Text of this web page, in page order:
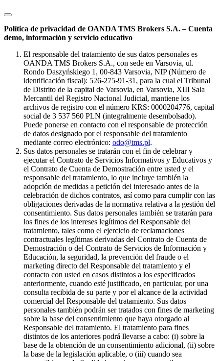
Política de privacidad de OANDA TMS Brokers S.A. – Cuenta
demo, información y servicio educativo
El responsable del tratamiento de sus datos personales es
OANDA TMS Brokers S.A., con sede en Varsovia, ul.
Rondo Daszyńskiego 1, 00-843 Varsovia, NIP (Número de
identificación fiscal): 526-275-91-31, para la cual el Tribunal
de Distrito de la capital de Varsovia, en Varsovia, XIII Sala
Mercantil del Registro Nacional Judicial, mantiene los
archivos de registro con el número KRS: 0000204776, capital
social de 3 537 560 PLN (integralmente desembolsado).
Puede ponerse en contacto con el responsable de protección
de datos designado por el responsable del tratamiento
mediante correo electrónico: odo@tms.pl.
Sus datos personales se tratarán con el fin de celebrar y
ejecutar el Contrato de Servicios Informativos y Educativos y
el Contrato de Cuenta de Demostración entre usted y el
responsable del tratamiento, lo que incluye también la
adopción de medidas a petición del interesado antes de la
celebración de dichos contratos, así como para cumplir con las
obligaciones derivadas de la normativa relativa a la gestión del
consentimiento. Sus datos personales también se tratarán para
los fines de los intereses legítimos del Responsable del
tratamiento, tales como el ejercicio de reclamaciones
contractuales legítimas derivadas del Contrato de Cuenta de
Demostración o del Contrato de Servicios de Información y
Educación, la seguridad, la prevención del fraude o el
marketing directo del Responsable del tratamiento y el
contacto con usted en casos distintos a los especificados
anteriormente, cuando esté justificado, en particular, por una
consulta recibida de su parte y por el alcance de la actividad
comercial del Responsable del tratamiento. Sus datos
personales también podrán ser tratados con fines de marketing
sobre la base del consentimiento que haya otorgado al
Responsable del tratamiento. El tratamiento para fines
distintos de los anteriores podrá llevarse a cabo: (i) sobre la
base de la obtención de un consentimiento adicional, (ii) sobre
la base de la legislación aplicable, o (iii) cuando sea